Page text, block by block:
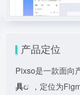
产品定位
Pixso是一款面向
具
，定位为